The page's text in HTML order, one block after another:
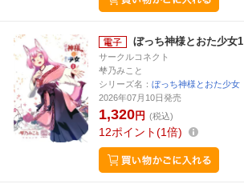
ぼっち神様とおた少女1
サークルコネクト
梺乃みこと
シリーズ名： ぼっち神様とおた少女
2026年07月10日発売
1,320円 (税込)
12ポイント 1倍